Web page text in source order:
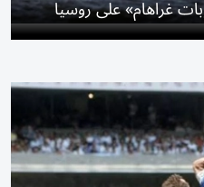
غراهام» على روسيا